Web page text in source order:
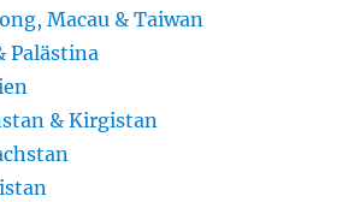
Macau & Taiwan
Palästina
& Kirgistan